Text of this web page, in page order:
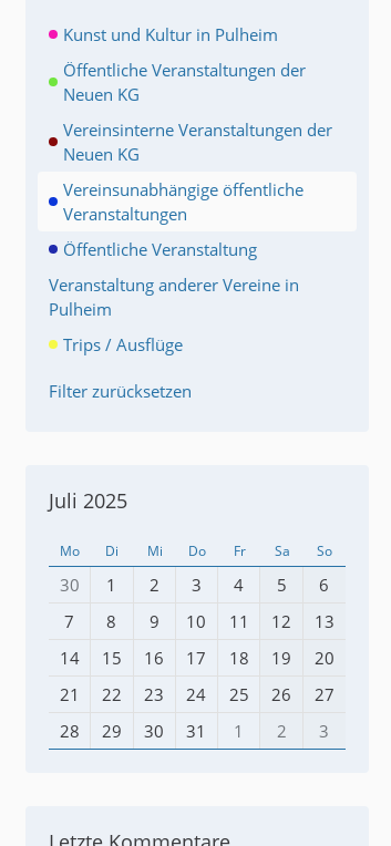
Kunst und Kultur in Pulheim
Öffentliche Veranstaltungen der
Neuen KG
Vereinsinterne Veranstaltungen der
Neuen KG
Vereinsunabhängige öffentliche
Veranstaltungen
Öffentliche Veranstaltung
Veranstaltung anderer Vereine in
Pulheim
Trips / Ausflüge
Filter zurücksetzen
Juli 2025
Mo Di Mi Do Fr Sa So
30 1 2 3 4 5
6
7
8 9 10 11 12
13
14
15 16 17 18 19
20
21
22 23 24 25 26
27
28
29 30 31 1 2 3